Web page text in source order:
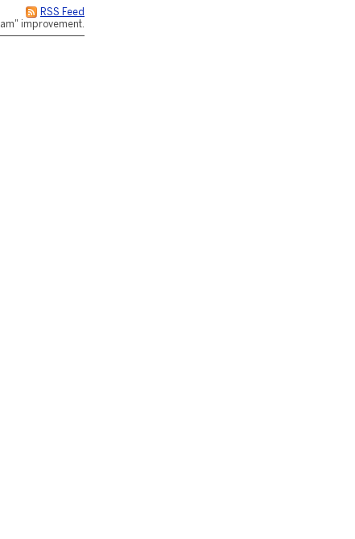
RSS Feed
improvement.